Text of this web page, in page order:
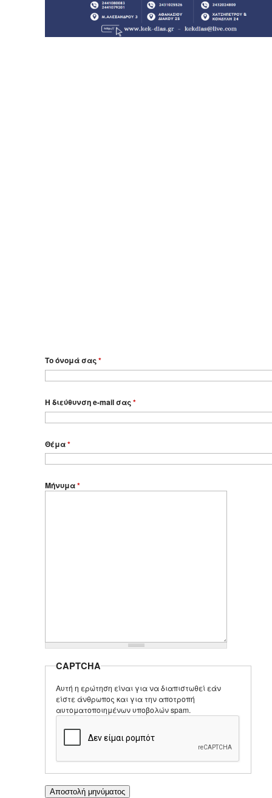
Το όνομά σας*
Η διεύθυνση e-mail σας*
Θέμα*
Μήνυμα*
CAPTCHA
Αυτή η ερώτηση είναι για να διαπιστωθεί εάν
είστε άνθρωπος και για την αποτροπή
αυτοματοποιημένων υποβολών spam.